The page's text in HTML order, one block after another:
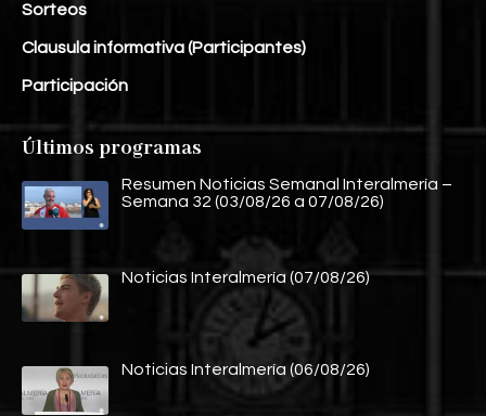
Sorteos
Clausula informativa (Participantes)
Participación
Últimos programas
Resumen Noticias Semanal Interalmería –
Semana 32 (03/08/26 a 07/08/26)
Noticias Interalmería (07/08/26)
Noticias Interalmería (06/08/26)